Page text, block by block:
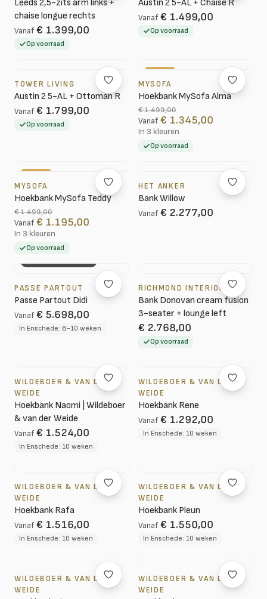
Leeds 2,5-zits arm links +
chaise longue rechts
Vanaf € 1.399,00
Op voorraad
Austin 2 5-AL + Chaise R
Vanaf € 1.499,00
Op voorraad
TOWER LIVING
Austin 2 5-AL + Ottoman R
Vanaf € 1.799,00
Op voorraad
MYSOFA
Hoekbank MySofa Alma
€ 1.499,00
Vanaf € 1.345,00
In 3 kleuren
Op voorraad
MYSOFA
Hoekbank MySofa Teddy
€ 1.499,00
Vanaf € 1.195,00
In 3 kleuren
Op voorraad
HET ANKER
Bank Willow
Vanaf € 2.277,00
PASSE PARTOUT
Passe Partout Didi
Vanaf € 5.698,00
In Enschede: 8-10 weken
RICHMOND INTERIORS
Bank Donovan cream fusion
3-seater + lounge left
€ 2.768,00
Op voorraad
WILDEBOER & VAN DER
WEIDE
Hoekbank Naomi | Wildeboer
& van der Weide
Vanaf € 1.524,00
In Enschede: 10 weken
WILDEBOER & VAN DER
WEIDE
Hoekbank Rene
Vanaf € 1.292,00
In Enschede: 10 weken
WILDEBOER & VAN DER
WEIDE
Hoekbank Rafa
Vanaf € 1.516,00
In Enschede: 10 weken
WILDEBOER & VAN DER
WEIDE
Hoekbank Pleun
Vanaf € 1.550,00
In Enschede: 10 weken
WILDEBOER & VAN DER
WEIDE
WILDEBOER & VAN DER
WEIDE